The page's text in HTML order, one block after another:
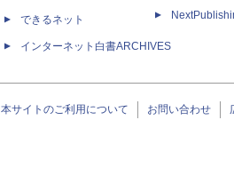
できるネット
インターネット白書ARCHIVES
本サイトのご利用について お問い合わせ